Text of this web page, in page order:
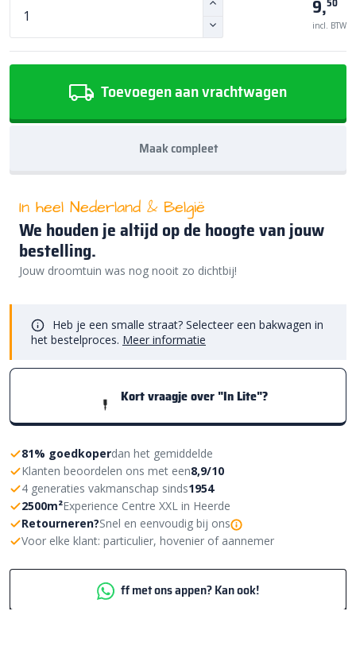
9,
incl. BTW
Toevoegen aan vrachtwagen
Maak compleet
In heel Nederland & België
We houden je altijd op de hoogte van jouw
bestelling.
Jouw droomtuin was nog nooit zo dichtbij!
Heb je een smalle straat? Selecteer een bakwagen in
het bestelproces. Meer informatie
Kort vraagje over "In Lite"?
81% goedkoperdan het gemiddelde
Klanten beoordelen ons met een8,9/10
4 generaties vakmanschap sinds1954
2500m²Experience Centre XXL in Heerde
Retourneren?Snel en eenvoudig bij ons
Voor elke klant: particulier, hovenier of aannemer
ff met ons appen? Kan ook!